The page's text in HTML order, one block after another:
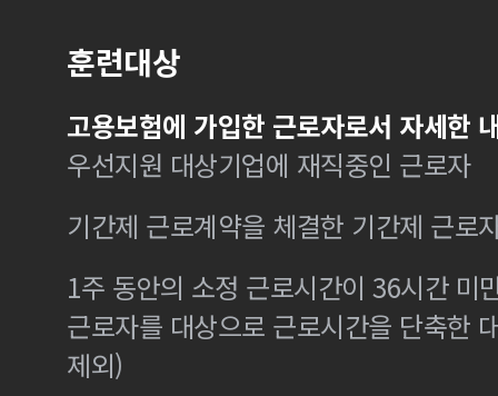
훈련대상
고용보험에 가입한 근로자로서 자세한
우선지원 대상기업에 재직중인 근로자
기간제 근로계약을 체결한 기간제 근로
1주 동안의 소정 근로시간이 36시간 미
근로자를 대상으로 근로시간을 단축한
제외)